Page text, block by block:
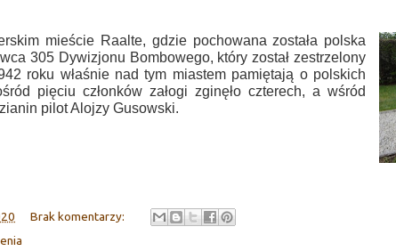
mieście Raalte, gdzie pochowana została polska
305 Dywizjonu Bombowego, który został zestrzelony
roku właśnie nad tym miastem pamiętają o polskich
pięciu członków załogi zginęło czterech, a wśród
pilot Alojzy Gusowski.
Brak komentarzy: